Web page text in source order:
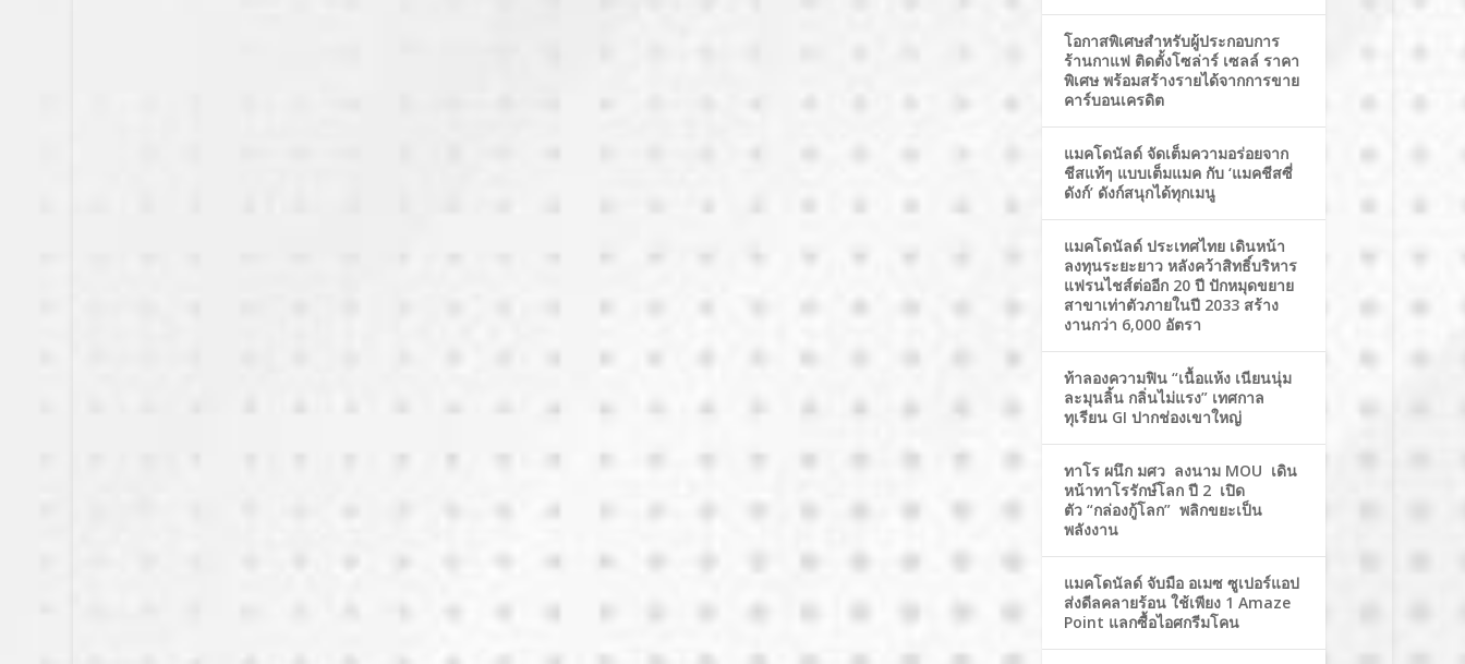
โอกาสพิเศษสำหรับผู้ประกอบการ
ร้านกาแฟ ติดตั้งโซล่าร์ เซลล์ ราคา
พิเศษ พร้อมสร้างรายได้จากการขาย
คาร์บอนเครดิต
แมคโดนัลด์ จัดเต็มความอร่อยจาก
ชีสแท้ๆ แบบเต็มแมค กับ ‘แมคชีสซี่
ดังก์’ ดังก์สนุกได้ทุกเมนู
แมคโดนัลด์ ประเทศไทย เดินหน้า
ลงทุนระยะยาว หลังคว้าสิทธิ์บริหาร
แฟรนไชส์ต่ออีก 20 ปี ปักหมุดขยาย
สาขาเท่าตัวภายในปี 2033 สร้าง
งานกว่า 6,000 อัตรา
ท้าลองความฟิน “เนื้อแห้ง เนียนนุ่ม
ละมุนลิ้น กลิ่นไม่แรง” เทศกาล
ทุเรียน GI ปากช่องเขาใหญ่
ทาโร ผนึก มศว ลงนาม MOU เดิน
หน้าทาโรรักษ์โลก ปี 2 เปิด
ตัว “กล่องกู้โลก” พลิกขยะเป็น
พลังงาน
แมคโดนัลด์ จับมือ อเมซ ซูเปอร์แอป
ส่งดีลคลายร้อน ใช้เพียง 1 Amaze
Point แลกซื้อไอศกรีมโคน